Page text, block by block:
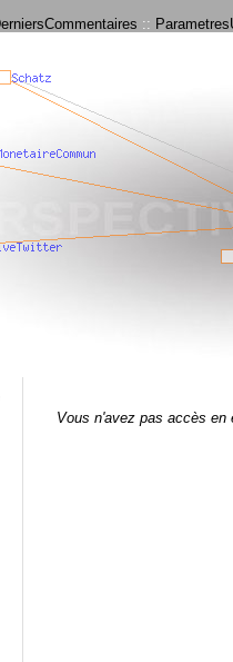
::
Vous n'avez pas accès en